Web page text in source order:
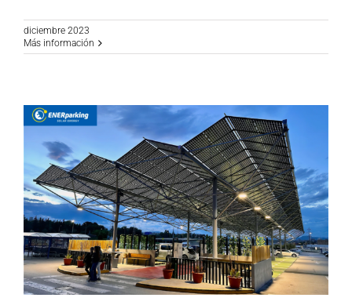
Caso de éxito: Parking Solar en el barrio de la
diciembre 2023
Más información